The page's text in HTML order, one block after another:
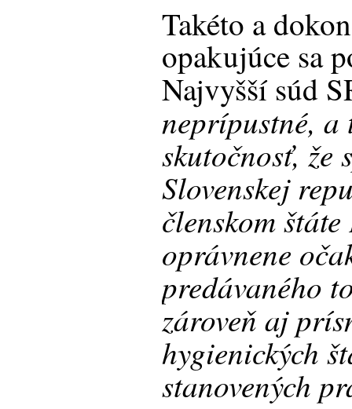
Takéto a
opakujúce sa
Najvyšší súd
neprípustné,
skutočnosť, že
Slovenskej
členskom
oprávnene
predávaného
zároveň aj
hygienických
stanovených